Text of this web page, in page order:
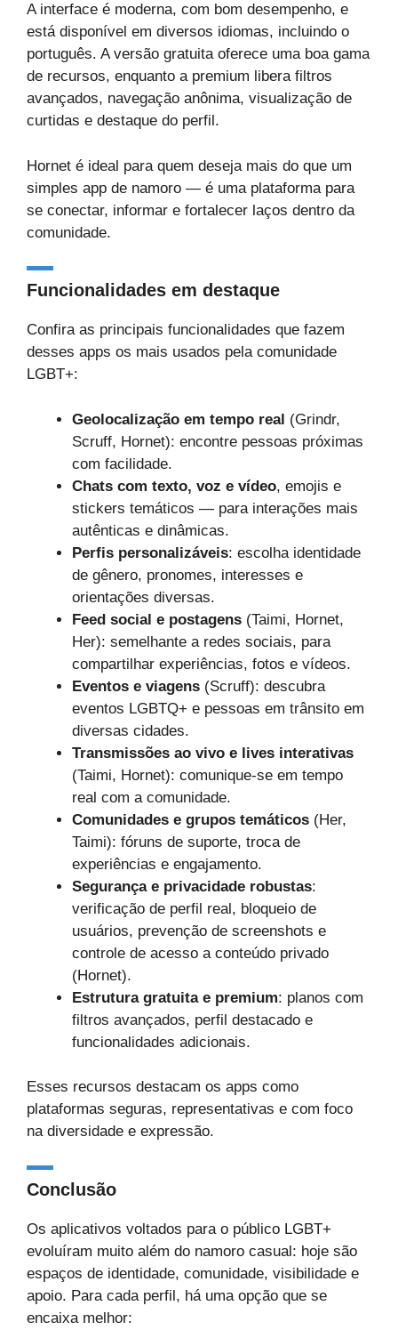
A interface é moderna, com bom desempenho, e
está disponível em diversos idiomas, incluindo o
português. A versão gratuita oferece uma boa gama
de recursos, enquanto a premium libera filtros
avançados, navegação anônima, visualização de
curtidas e destaque do perfil.
Hornet é ideal para quem deseja mais do que um
simples app de namoro — é uma plataforma para
se conectar, informar e fortalecer laços dentro da
comunidade.
Funcionalidades em destaque
Confira as principais funcionalidades que fazem
desses apps os mais usados pela comunidade
LGBT+:
Geolocalização em tempo real (Grindr,
Scruff, Hornet): encontre pessoas próximas
com facilidade.
Chats com texto, voz e vídeo, emojis e
stickers temáticos — para interações mais
autênticas e dinâmicas.
Perfis personalizáveis: escolha identidade
de gênero, pronomes, interesses e
orientações diversas.
Feed social e postagens (Taimi, Hornet,
Her): semelhante a redes sociais, para
compartilhar experiências, fotos e vídeos.
Eventos e viagens (Scruff): descubra
eventos LGBTQ+ e pessoas em trânsito em
diversas cidades.
Transmissões ao vivo e lives interativas
(Taimi, Hornet): comunique-se em tempo
real com a comunidade.
Comunidades e grupos temáticos (Her,
Taimi): fóruns de suporte, troca de
experiências e engajamento.
Segurança e privacidade robustas:
verificação de perfil real, bloqueio de
usuários, prevenção de screenshots e
controle de acesso a conteúdo privado
(Hornet).
Estrutura gratuita e premium: planos com
filtros avançados, perfil destacado e
funcionalidades adicionais.
Esses recursos destacam os apps como
plataformas seguras, representativas e com foco
na diversidade e expressão.
Conclusão
Os aplicativos voltados para o público LGBT+
evoluíram muito além do namoro casual: hoje são
espaços de identidade, comunidade, visibilidade e
apoio. Para cada perfil, há uma opção que se
encaixa melhor: